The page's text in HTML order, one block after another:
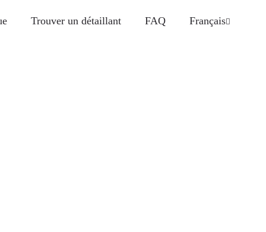
Trouver un détaillant FAQ Français